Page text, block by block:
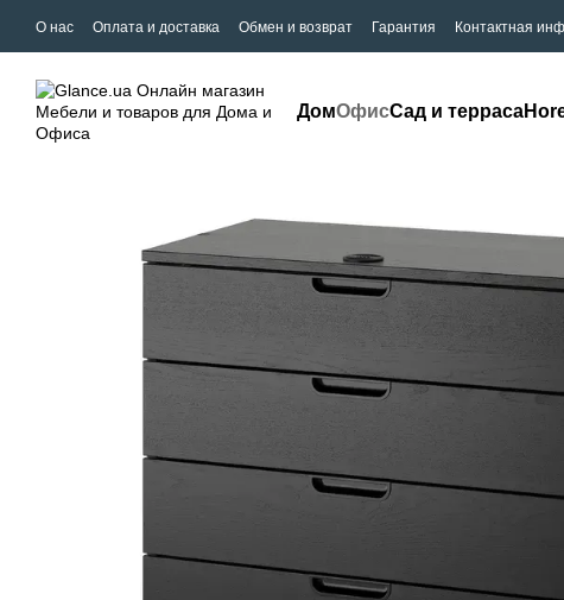
О нас Оплата и доставка Обмен и возврат Гарантия Контактная
ДомОфисСад и терраса